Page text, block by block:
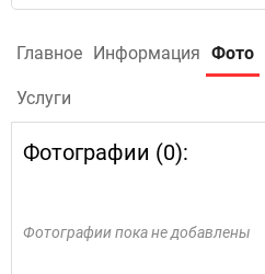
Главное Информация Фото
Услуги
Фотографии (0):
Фотографии пока не добавлены